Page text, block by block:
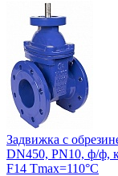
Задвижка с
DN450, PN10, ф/ф,
F14 Tmax=110°С